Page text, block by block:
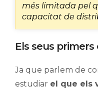
més limitada pel
capacitat de
Els seus
Ja que parlem de
estudiar el que els